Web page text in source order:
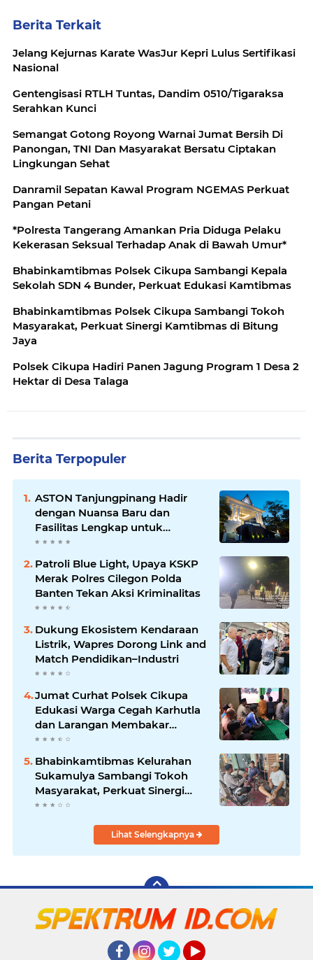
Berita Terkait
Jelang Kejurnas Karate WasJur Kepri Lulus Sertifikasi
Nasional
Gentengisasi RTLH Tuntas, Dandim 0510/Tigaraksa
Serahkan Kunci
Semangat Gotong Royong Warnai Jumat Bersih Di
Panongan, TNI Dan Masyarakat Bersatu Ciptakan
Lingkungan Sehat
Danramil Sepatan Kawal Program NGEMAS Perkuat
Pangan Petani
*Polresta Tangerang Amankan Pria Diduga Pelaku
Kekerasan Seksual Terhadap Anak di Bawah Umur*
Bhabinkamtibmas Polsek Cikupa Sambangi Kepala
Sekolah SDN 4 Bunder, Perkuat Edukasi Kamtibmas
Bhabinkamtibmas Polsek Cikupa Sambangi Tokoh
Masyarakat, Perkuat Sinergi Kamtibmas di Bitung
Jaya
Polsek Cikupa Hadiri Panen Jagung Program 1 Desa 2
Hektar di Desa Talaga
Berita Terpopuler
ASTON Tanjungpinang Hadir
dengan Nuansa Baru dan
Fasilitas Lengkap untuk
Kenyamanan Tamu
Patroli Blue Light, Upaya KSKP
Merak Polres Cilegon Polda
Banten Tekan Aksi Kriminalitas
Dukung Ekosistem Kendaraan
Listrik, Wapres Dorong Link and
Match Pendidikan–Industri
Jumat Curhat Polsek Cikupa
Edukasi Warga Cegah Karhutla
dan Larangan Membakar
Sampah
Bhabinkamtibmas Kelurahan
Sukamulya Sambangi Tokoh
Masyarakat, Perkuat Sinergi
Jaga Kamtibmas
Lihat Selengkapnya